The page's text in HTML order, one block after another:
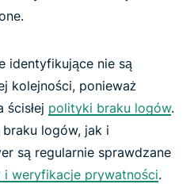
identyfikujące nie są
kolejności, ponieważ
ścisłej polityki braku logów.
logów, jak i
są regularnie sprawdzane
i weryfikacje prywatności.